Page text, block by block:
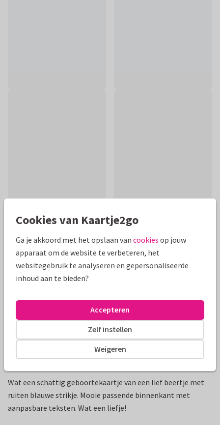
Mooie extra's bij je kaart
Wat een schattig geboortekaartje van een lief beertje met
ruiten blauwe strikje. Mooie passende binnenkant met
aanpasbare teksten. Wat een liefje!
Cookies van Kaartje2go
Ga je akkoord met het opslaan van cookies op jouw
apparaat om de website te verbeteren, het
websitegebruik te analyseren en gepersonaliseerde
inhoud aan te bieden?
Weigeren
Zelf instellen
Accepteren